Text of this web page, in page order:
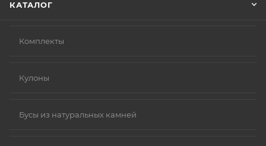
КАТАЛОГ
Комплекты
Кулоны
Бусы из натуральных камней